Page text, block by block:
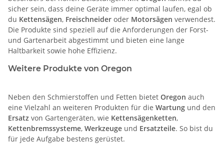
sicher sein, dass deine Geräte immer optimal laufen, egal ob
du Kettensägen, Freischneider oder Motorsägen verwendest.
Die Produkte sind speziell auf die Anforderungen der Forst-
und Gartenarbeit abgestimmt und bieten eine lange
Haltbarkeit sowie hohe Effizienz.
Weitere Produkte von Oregon
Neben den Schmierstoffen und Fetten bietet Oregon auch
eine Vielzahl an weiteren Produkten für die Wartung und den
Ersatz von Gartengeräten, wie Kettensägenketten,
Kettenbremssysteme, Werkzeuge und Ersatzteile. So bist du
für jede Aufgabe bestens gerüstet.